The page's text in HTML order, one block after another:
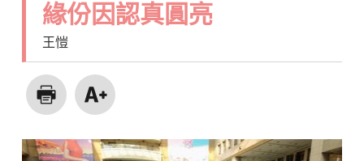
緣份因認真圓亮
王愷